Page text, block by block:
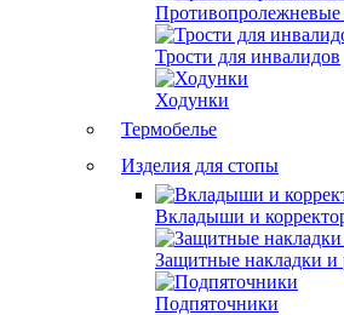
Трости для инвалидов
Ходунки
Термобелье
Изделия для стопы
Вкладыши и
Защитные накладки и
Подпяточники